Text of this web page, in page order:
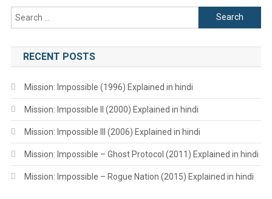
Search
for:
RECENT POSTS
Mission: Impossible (1996) Explained in hindi
Mission: Impossible II (2000) Explained in hindi
Mission: Impossible III (2006) Explained in hindi
Mission: Impossible – Ghost Protocol (2011) Explained in hindi
Mission: Impossible – Rogue Nation (2015) Explained in hindi